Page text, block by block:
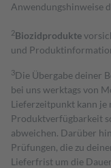
Anwendungshinweise
2Biozidprodukte
und
3Die Übergabe deiner
bei uns werktags von
Lieferzeitpunkt kann je
Produktverfügbarkeit
abweichen. Darüber
Prüfungen, die zu
Lieferfrist um die